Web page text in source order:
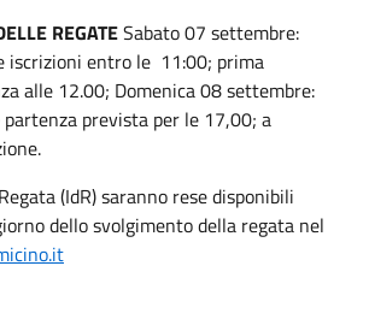
REGATESabato 07 settembre:
iscrizioni entro le 11:00; prima
alle 12.00; Domenica 08 settembre:
prevista per le 17,00; a
(IdR) saranno rese disponibili
dello svolgimento della regata nel